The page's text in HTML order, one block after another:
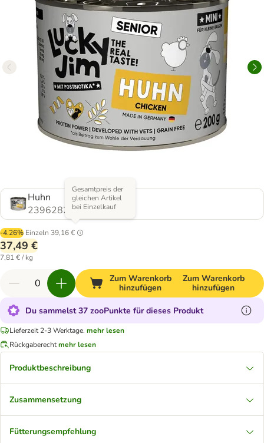
Huhn
2396282.0
-4.26% Einzeln 39,16 €
Gesamtpreis der
gleichen Artikel
bei Einzelkauf
37,49 €
7,81 € / kg
Zum Warenkorb
hinzufügen
Zum Warenkorb
hinzufügen
Du sammelst 37 zooPunkte für dieses Produkt
Lieferzeit 2-3 Werktage. mehr lesen
Rückgaberechtmehr lesen
Produktbeschreibung
Zusammensetzung
Fütterungsempfehlung